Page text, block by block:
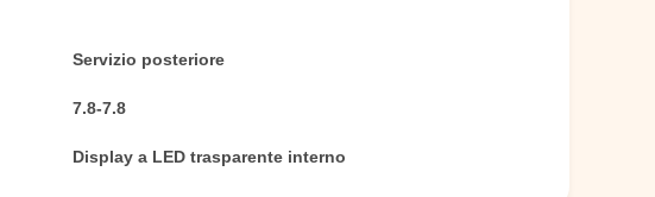
Servizio posteriore
7.8-7.8
Display a LED trasparente interno